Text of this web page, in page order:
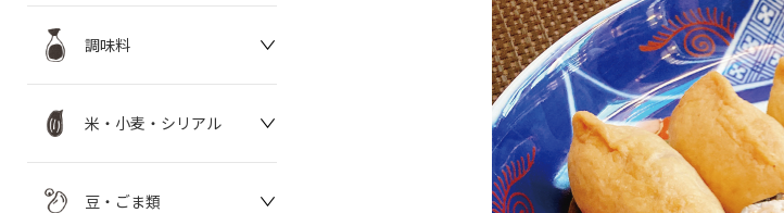
調味料
米・小麦・シリアル
豆・ごま類